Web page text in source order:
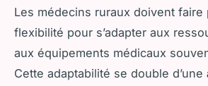
Les médecins ruraux doivent faire
flexibilité pour s’adapter aux
aux équipements médicaux
Cette adaptabilité se double d’une